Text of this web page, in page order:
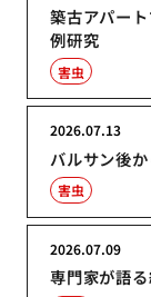
築古アパー
例研究
害虫
バルサン後
2026.07.13
害虫
専門家が語
2026.07.09